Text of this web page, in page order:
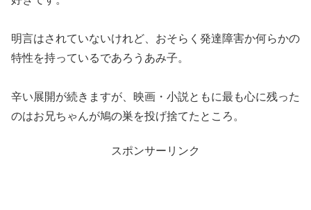
明言はされていないけれど、おそらく発達障害か何らかの
特性を持っているであろうあみ子。
辛い展開が続きますが、映画・小説ともに最も心に残った
のはお兄ちゃんが鳩の巣を投げ捨てたところ。
スポンサーリンク